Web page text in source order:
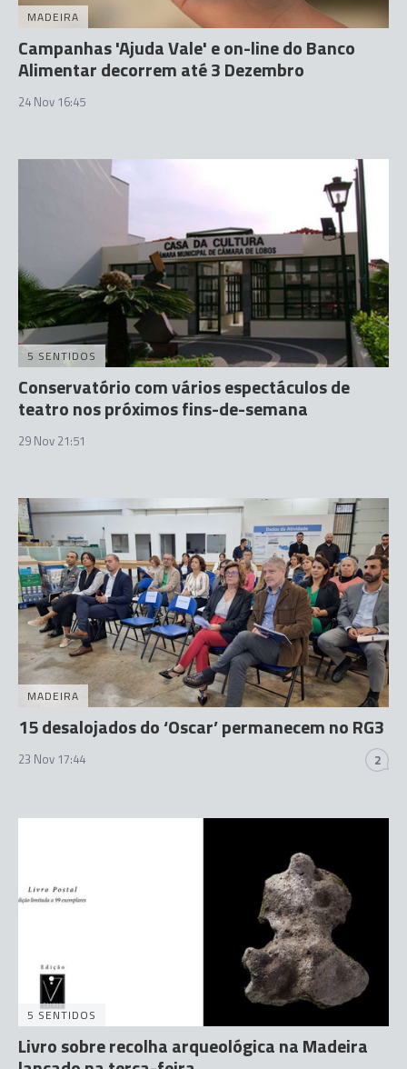
MADEIRA
Campanhas 'Ajuda Vale' e on-line do Banco
Alimentar decorrem até 3 Dezembro
24 Nov 16:45
5 SENTIDOS
Conservatório com vários espectáculos de
teatro nos próximos fins-de-semana
29 Nov 21:51
MADEIRA
15 desalojados do ‘Oscar’ permanecem no RG3
23 Nov 17:44 2
5 SENTIDOS
Livro sobre recolha arqueológica na Madeira